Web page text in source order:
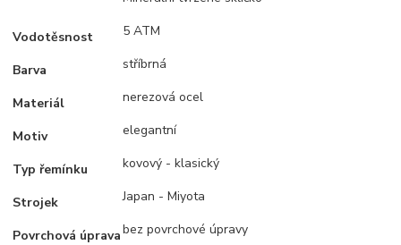
Vodotěsnost 5 ATM
Barva stříbrná
Materiál nerezová ocel
Motiv elegantní
Typ řemínku kovový - klasický
Strojek Japan - Miyota
Povrchová úpravabez povrchové úpravy